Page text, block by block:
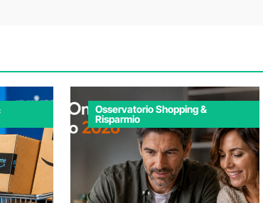
Osservatorio Shopping &
Risparmio